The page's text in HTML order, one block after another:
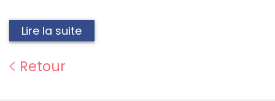
Lire la suite
Retour